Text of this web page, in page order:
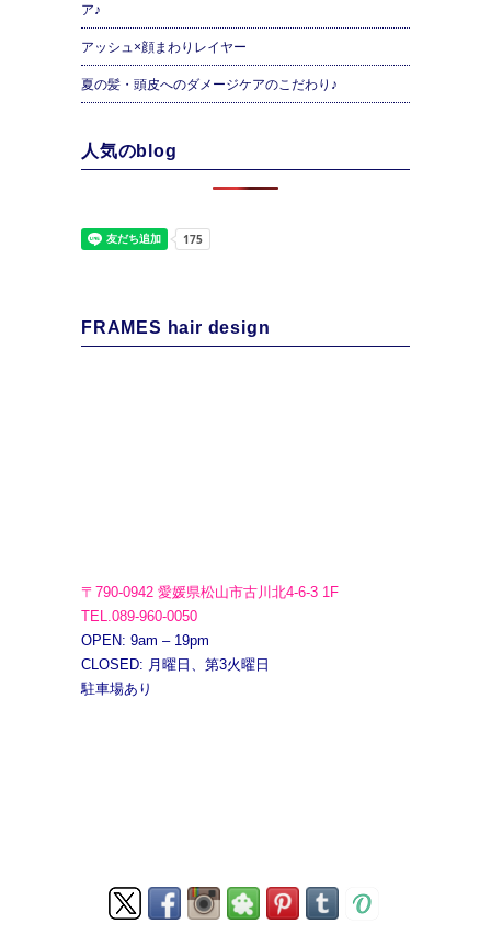
ア♪
アッシュ×顔まわりレイヤー
夏の髪・頭皮へのダメージケアのこだわり♪
人気のblog
FRAMES hair design
〒790-0942 愛媛県松山市古川北4-6-3 1F
TEL.089-960-0050
OPEN: 9am – 19pm
CLOSED: 月曜日、第3火曜日
駐車場あり